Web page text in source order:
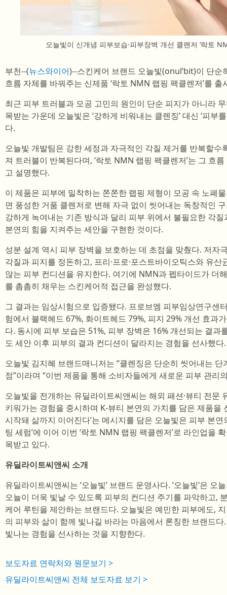
오늘빛이 신개념 피부보습·피부장벽 개선 클렌저 ‘락토
부천--(뉴스와이어)--스킨케어 브랜드 오늘빛(onul’bit)이 단
흐름 자체를 바꿔주는 신제품 ‘락토 NMN 랩핑 팩클렌저’를 출
최근 피부 트러블과 모공 고민의 원인이 단순 피지가 아니라
목받는 가운데 오늘빛은 ‘강하게 비워내는 클렌징’ 대신 ‘피부
다.
오늘빛 개발팀은 강한 세정과 자극적인 각질 제거를 반복할
져 트러블이 반복된다며, ‘락토 NMN 랩핑 팩클렌저’는 그 흐
고 설명했다.
이 제품은 피부에 밀착하는 쫀쫀한 랩핑 제형이 모공 속 노폐
면 풍성한 거품 클렌저로 변해 자극 없이 씻어내는 독창적인
강하게 녹여내는 기존 방식과 달리 피부 위에서 불필요한 각
본연의 힘을 지켜주는 세안을 구현한 것이다.
성분 설계 역시 피부 장벽을 보호하는 데 초점을 맞췄다. 저자
각질과 피지를 정돈하고, 프리·프로·포스트바이오틱스와 유
않는 피부 컨디션을 유지한다. 여기에 NMN과 펩타이드가 더
를 촘촘히 채우는 스킨케어적 접근을 완성했다.
그 결과는 임상시험으로 입증됐다. 프로브엠 피부임상연구센
험에서 블랙헤드 67%, 화이트헤드 79%, 피지 29% 개선 효과
다. 동시에 피부 보습은 51%, 피부 장벽은 16% 개선되는 결과
도 세안 이후 피부의 결과 컨디션이 달라지는 경험을 선사했다.
오늘빛 김지혜 브랜드매니저는 “클렌징은 단순히 씻어내는
점”이라며 “이번 제품을 통해 소비자들에게 새로운 피부 관리
오늘빛을 전개하는 유딜라이트씨앤씨는 해외 패션·뷰티 전문
키워가는 경험을 중시하며 K-뷰티 본연의 가치를 담은 제품을
시작돼 삶까지 이어진다’는 메시지를 담은 오늘빛은 피부 본
팅 세럼’에 이어 이번 ‘락토 NMN 랩핑 팩클렌저’로 라인업을
목받고 있다.
유딜라이트씨앤씨 소개
유딜라이트씨앤씨는 ‘오늘빛’ 브랜드 운영사다. ‘오늘빛’은
오늘이 더욱 빛날 수 있도록 피부의 컨디션 주기를 파악하고,
케어 루틴을 제안하는 브랜드다. 오늘빛은 예민한 피부에도,
의 피부와 삶이 함께 빛나길 바라는 마음에서 론칭한 브랜드
빛나는 경험을 선사하는 것을 지향한다.
보도자료 연락처와 원문보기 >
유딜라이트씨앤씨 전체 보도자료 보기 >